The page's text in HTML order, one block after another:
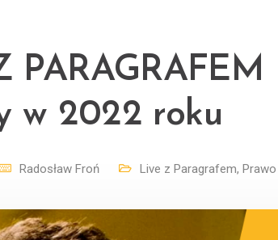
PARAGRAFEM
w 2022 roku
Radosław Froń Live z Paragrafem,